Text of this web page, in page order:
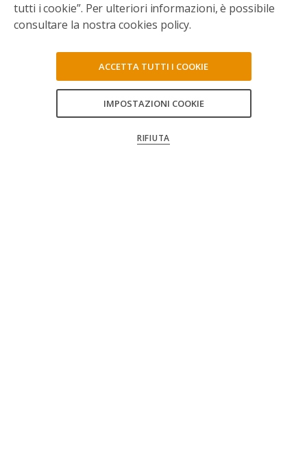
tutti i cookie”. Per ulteriori informazioni, è possibile
consultare la nostra cookies policy.
IMPOSTAZIONI COOKIE
RIFIUTA
ACCETTA TUTTI I COOKIE
CONFERMA LE MIE SCELTE
CONSENTI TUTTI